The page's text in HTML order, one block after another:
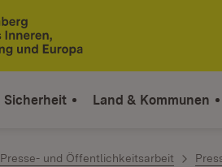
Sicherheit Land & Kommunen
Presse- und Öffentlichkeitsarbeit